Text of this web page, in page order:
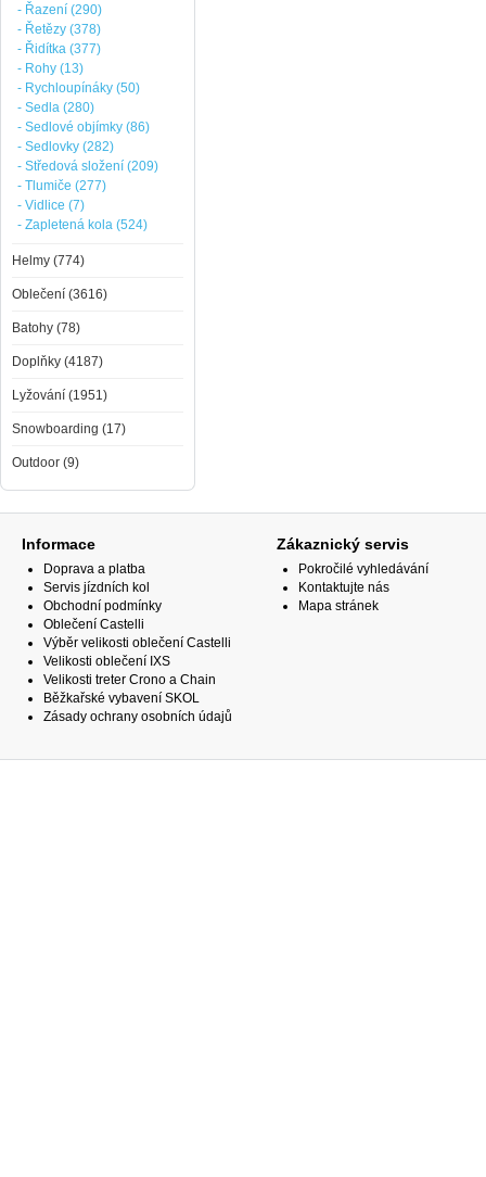
- Řazení (290)
- Řetězy (378)
- Řidítka (377)
- Rohy (13)
- Rychloupínáky (50)
- Sedla (280)
- Sedlové objímky (86)
- Sedlovky (282)
- Středová složení (209)
- Tlumiče (277)
- Vidlice (7)
- Zapletená kola (524)
Helmy (774)
Oblečení (3616)
Batohy (78)
Doplňky (4187)
Lyžování (1951)
Snowboarding (17)
Outdoor (9)
Informace
Doprava a platba
Servis jízdních kol
Obchodní podmínky
Oblečení Castelli
Výběr velikosti oblečení Castelli
Velikosti oblečení IXS
Velikosti treter Crono a Chain
Běžkařské vybavení SKOL
Zásady ochrany osobních údajů
Zákaznický servis
Pokročilé vyhledávání
Kontaktujte nás
Mapa stránek